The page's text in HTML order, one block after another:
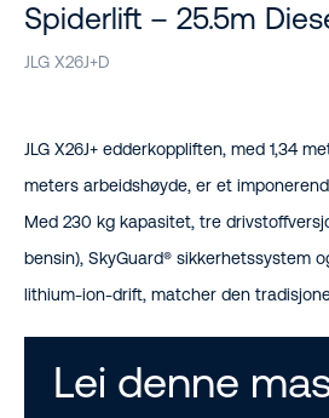
Spiderlift – 25.5m
JLG X26J+D
JLG X26J+ edderkoppliften, med 1,34
meters arbeidshøyde, er et
Med 230 kg kapasitet, tre
bensin), SkyGuard® sikkerhetssystem
lithium-ion-drift, matcher den
Lei denne